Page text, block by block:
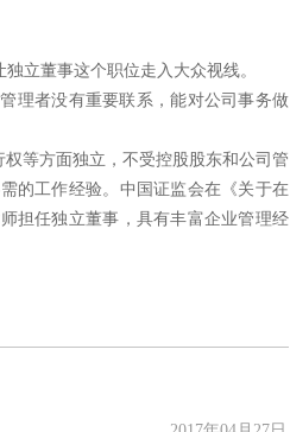
立董事这个职位走入大众视线。
理者没有重要联系，能对公司事务做
等方面独立，不受控股股东和公司管
的工作经验。中国证监会在《关于在
担任独立董事，具有丰富企业管理经